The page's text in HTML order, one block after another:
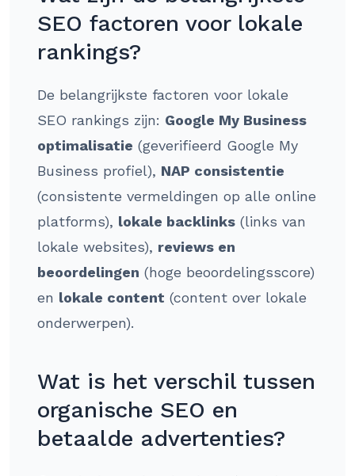
SEO factoren voor lokale
rankings?
De belangrijkste factoren voor lokale
SEO rankings zijn: Google My Business
optimalisatie (geverifieerd Google My
Business profiel), NAP consistentie
(consistente vermeldingen op alle online
platforms), lokale backlinks (links van
lokale websites), reviews en
beoordelingen (hoge beoordelingsscore)
en lokale content (content over lokale
onderwerpen).
Wat is het verschil tussen
organische SEO en
betaalde advertenties?